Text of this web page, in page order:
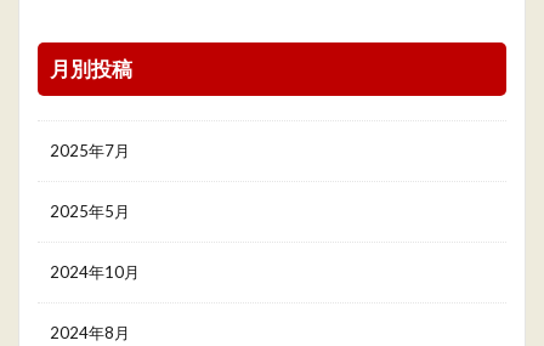
月別投稿
2025年7月
2025年5月
2024年10月
2024年8月